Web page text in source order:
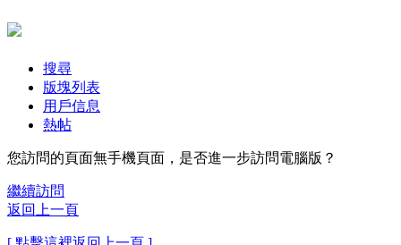
搜尋
版塊列表
用戶信息
熱帖
您訪問的頁面無手機頁面，是否進一步訪問電腦版？
繼續訪問
返回上一頁